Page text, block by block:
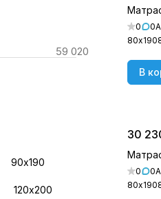
0 0
80х190
В
30
0 0
80х190
90х190
120х200